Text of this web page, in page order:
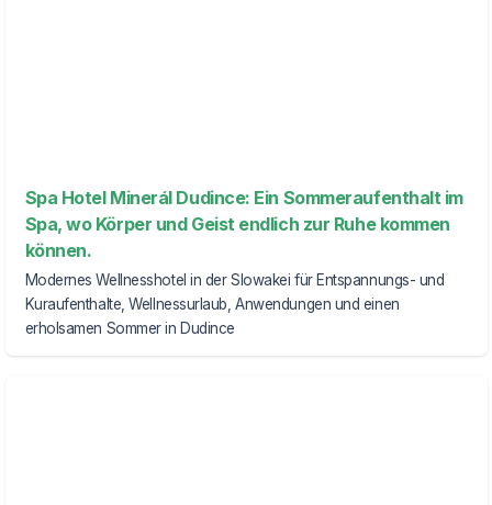
Spa Hotel Minerál Dudince: Ein Sommeraufenthalt im
Spa, wo Körper und Geist endlich zur Ruhe kommen
können.
Modernes Wellnesshotel in der Slowakei für Entspannungs- und
Kuraufenthalte, Wellnessurlaub, Anwendungen und einen
erholsamen Sommer in Dudince